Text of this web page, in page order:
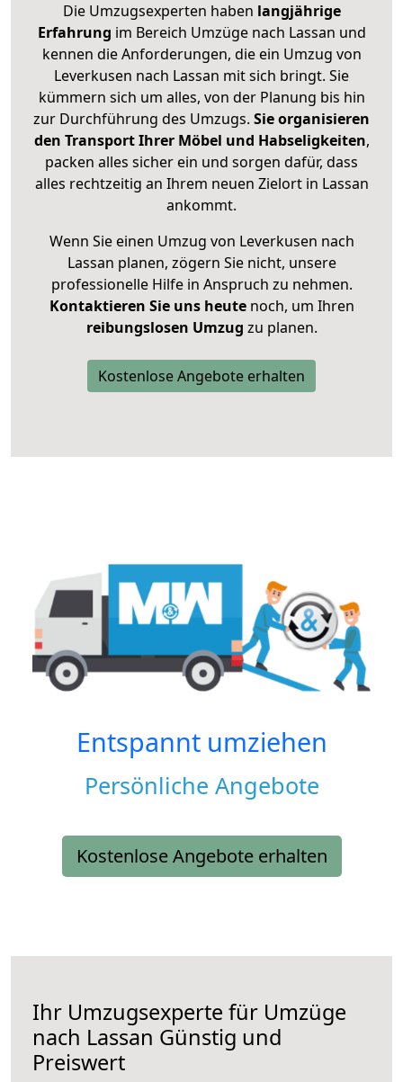
Die Umzugsexperten haben langjährige
Erfahrung im Bereich Umzüge nach Lassan und
kennen die Anforderungen, die ein Umzug von
Leverkusen nach Lassan mit sich bringt. Sie
kümmern sich um alles, von der Planung bis hin
zur Durchführung des Umzugs. Sie organisieren
den Transport Ihrer Möbel und Habseligkeiten,
packen alles sicher ein und sorgen dafür, dass
alles rechtzeitig an Ihrem neuen Zielort in Lassan
ankommt.
Wenn Sie einen Umzug von Leverkusen nach
Lassan planen, zögern Sie nicht, unsere
professionelle Hilfe in Anspruch zu nehmen.
Kontaktieren Sie uns heutenoch, um Ihren
reibungslosen Umzug zu planen.
Kostenlose Angebote erhalten
Entspannt umziehen
Persönliche Angebote
Kostenlose Angebote erhalten
Ihr Umzugsexperte für Umzüge
nach Lassan Günstig und
Preiswert